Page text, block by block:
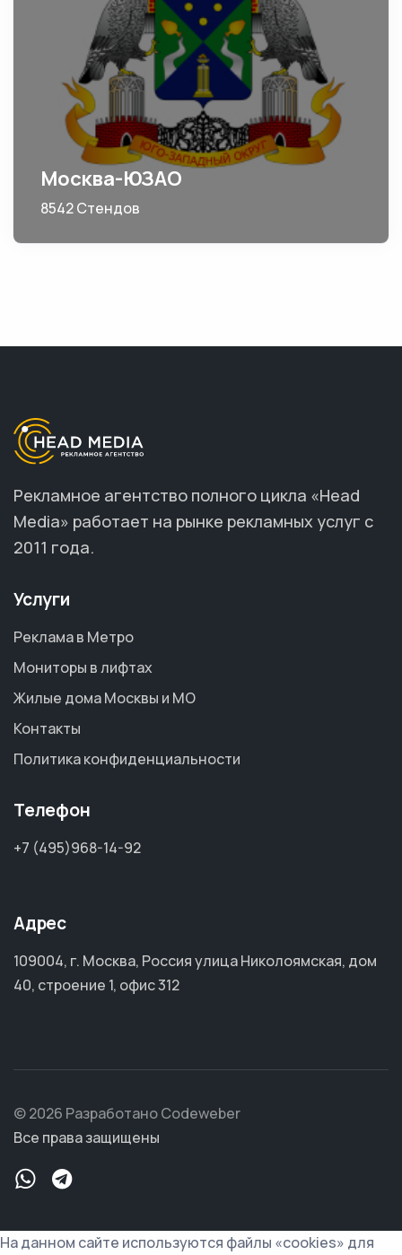
Москва-ЮЗАО
8542 Стендов
Рекламное агентство полного цикла «Head
Media» работает на рынке рекламных услуг с
2011 года.
Услуги
Реклама в Метро
Мониторы в лифтах
Жилые дома Москвы и МО
Контакты
Политика конфиденциальности
Телефон
+7 (495)968-14-92
Адрес
109004, г. Москва, Россия улица Николоямская, дом
40, строение 1, офис 312
© 2026 Разработано Codeweber
Все права защищены
На данном сайте используются файлы «cookies» для